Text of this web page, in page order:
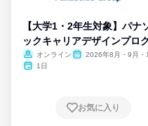
【大学1・2年生対象】パナ
ックキャリアデザインプロ
ム
オンライン
2026年8月・9月・
1日
お気に入り